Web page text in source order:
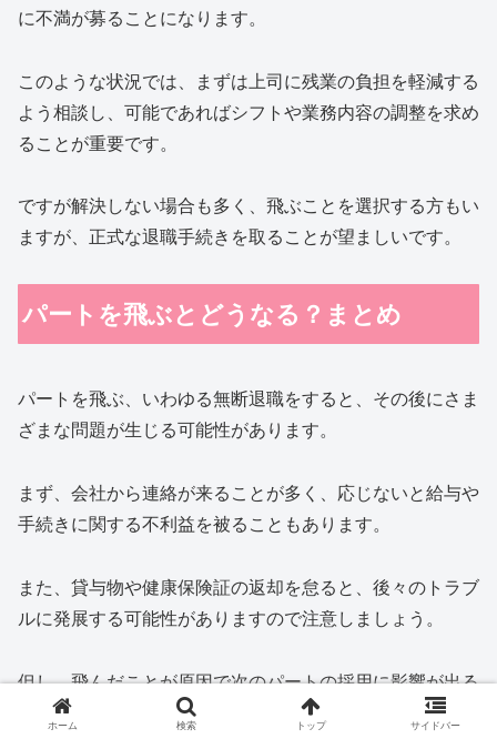
に不満が募ることになります。
このような状況では、まずは上司に残業の負担を軽減する
よう相談し、可能であればシフトや業務内容の調整を求め
ることが重要です。
ですが解決しない場合も多く、飛ぶことを選択する方もい
ますが、正式な退職手続きを取ることが望ましいです。
パートを飛ぶとどうなる？まとめ
パートを飛ぶ、いわゆる無断退職をすると、その後にさま
ざまな問題が生じる可能性があります。
まず、会社から連絡が来ることが多く、応じないと給与や
手続きに関する不利益を被ることもあります。
また、貸与物や健康保険証の返却を怠ると、後々のトラブ
ルに発展する可能性がありますので注意しましょう。
但し、飛んだことが原因で次のパートの採用に影響が出る
ことはほとんどありません。
ホーム 検索 トップ サイドバー